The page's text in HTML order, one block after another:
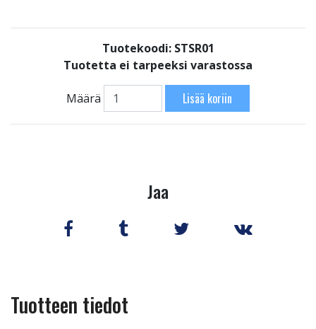
Tuotekoodi: STSR01
Tuotetta ei tarpeeksi varastossa
Määrä Lisää koriin
Jaa
Tuotteen tiedot